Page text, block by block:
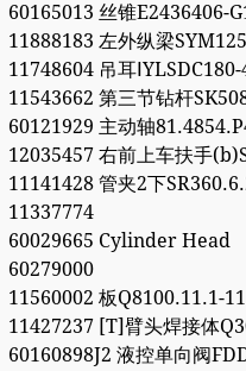
60165013 丝锥E2436406-
11888183 左外纵梁
11748604 吊耳ⅠYLSDC180-
11543662 第三节钻杆
60121929 主动轴
12035457 右前上车扶手
11141428 管夹2下
11337774
60029665 Cylinder Head
60279000
11560002 板Q8100.11.1-11
11427237 [T]臂头焊接体
60160898J2 液控单向阀